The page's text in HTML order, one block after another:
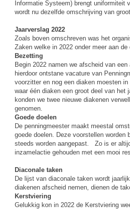
Informatie Systeem) brengt
wordt nu dezelfde omschrijving van
Jaarverslag 2022
Zoals boven omschreven was het
Zaken welke in 2022 onder meer aan de
Bezetting
Begin 2022 namen we afscheid van
hierdoor ontstane vacature van
voorzitter en nog een diaken moesten
waar één diaken een groot deel van
konden we twee nieuwe diakenen
genomen.
Goede doelen
De penningmeester maakt meestal
goede doelen. Deze voorstellen
steeds worden aangepast. Zo is er
inzamelactie gehouden met een mooi
Diaconale taken
De lijst van diaconale taken wordt
diakenen afscheid nemen, dienen de
Kerstviering
Gelukkig kon in 2022 de Kerstviering